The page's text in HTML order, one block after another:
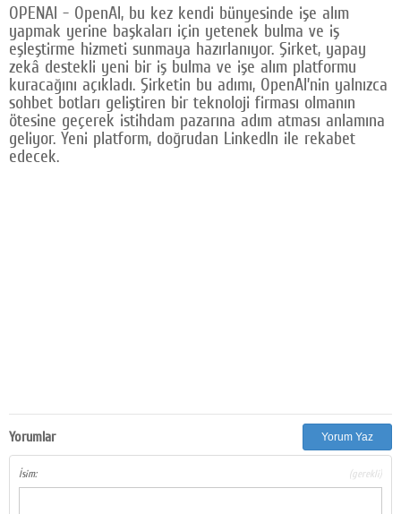
OPENAI - OpenAI, bu kez kendi bünyesinde işe alım
yapmak yerine başkaları için yetenek bulma ve iş
eşleştirme hizmeti sunmaya hazırlanıyor. Şirket, yapay
zekâ destekli yeni bir iş bulma ve işe alım platformu
kuracağını açıkladı. Şirketin bu adımı, OpenAI’nin yalnızca
sohbet botları geliştiren bir teknoloji firması olmanın
ötesine geçerek istihdam pazarına adım atması anlamına
geliyor. Yeni platform, doğrudan LinkedIn ile rekabet
edecek.
Yorumlar Yorum Yaz
İsim: (gerekli)